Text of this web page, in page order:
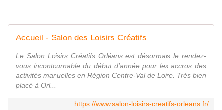
Accueil - Salon des Loisirs Créatifs
Le Salon Loisirs Créatifs Orléans est désormais le rendez-
vous incontournable du début d'année pour les accros des
activités manuelles en Région Centre-Val de Loire. Très bien
placé à Orl...
https://www.salon-loisirs-creatifs-orleans.fr/